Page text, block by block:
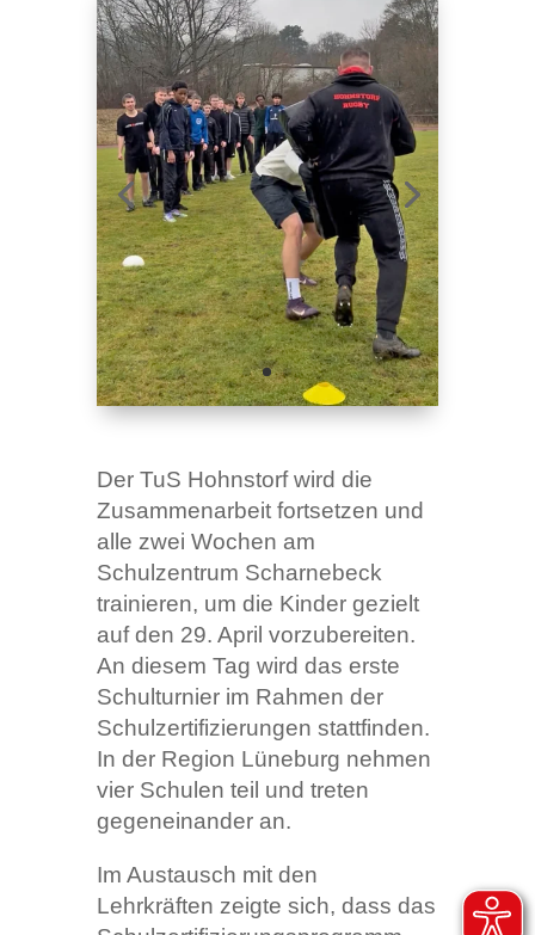
Der TuS Hohnstorf wird die
Zusammenarbeit fortsetzen und
alle zwei Wochen am
Schulzentrum Scharnebeck
trainieren, um die Kinder gezielt
auf den 29. April vorzubereiten.
An diesem Tag wird das erste
Schulturnier im Rahmen der
Schulzertifizierungen stattfinden.
In der Region Lüneburg nehmen
vier Schulen teil und treten
gegeneinander an.
Im Austausch mit den
Lehrkräften zeigte sich, dass das